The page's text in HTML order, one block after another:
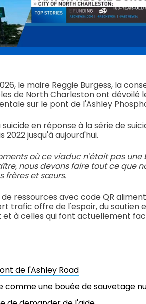
le maire Reggie Burgess, la
de North Charleston ont dévoilé
sur le pont de l'Ashley
en réponse à la série de
jusqu'à aujourd'hui.
où ce viaduc n'était pas une
nous devons faire tout ce que
frères et sœurs.
ressources avec code QR
trafic offre de l'espoir, du soutien
à celles qui font actuellement
de l'Ashley Road
comme une bouée de sauvetage